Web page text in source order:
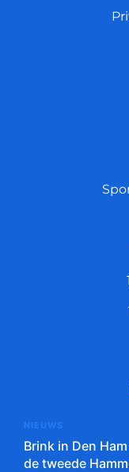
NIEUWS
Brink in Den
de tweede